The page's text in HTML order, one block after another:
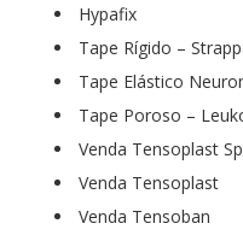
Hypafix
Tape Rígido –
Tape Elástico
Tape Poroso –
Venda Tensoplast
Venda Tensoplast
Venda Tensoban